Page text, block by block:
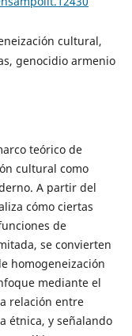
cultural,
genocidio armenio
teórico de
cultural como
A partir del
cómo ciertas
de
se convierten
homogeneización
mediante el
relación entre
étnica, y señalando